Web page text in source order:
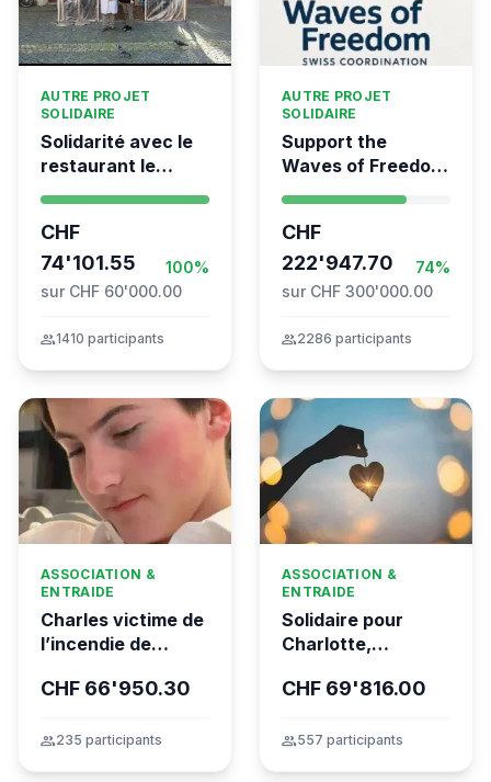
AUTRE PROJET
SOLIDAIRE
Solidarité avec le
restaurant le
CHF
74'101.55
100%
sur CHF 60'000.00
group1410 participants
AUTRE PROJET
SOLIDAIRE
Support the
Waves of Freedom
the Global
Movement to Gaza
CHF
222'947.70
74%
sur CHF 300'000.00
group2286 participants
ASSOCIATION &
ENTRAIDE
Charles victime de
l’incendie de
CHF 66'950.30
group235 participants
ASSOCIATION &
ENTRAIDE
Solidaire pour
Charlotte,
dans l’incendie
Montana
CHF 69'816.00
group557 participants